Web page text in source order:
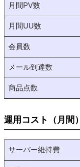
月間PV数
月間UU数
会員数
メール到達数
商品点数
運用コスト（月間）
サーバー維持費